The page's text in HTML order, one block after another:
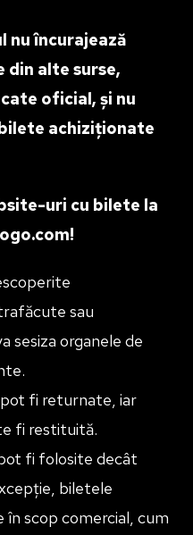
nu încurajează
din alte surse,
oficial, și nu
achiziționate
uri cu bilete la
sau
sesiza organele de
fi returnate, iar
fi restituită.
fi folosite decât
biletele
scop comercial, cum